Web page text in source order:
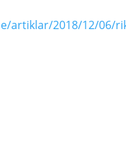
artiklar/2018/12/06/